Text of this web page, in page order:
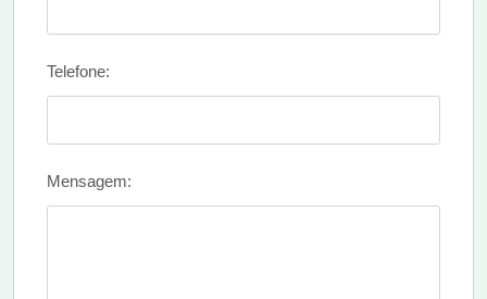
Telefone:
Mensagem: